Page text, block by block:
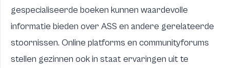
gespecialiseerde boeken kunnen waardevolle
informatie bieden over ASS en andere gerelateerde
stoornissen. Online platforms en communityforums
stellen gezinnen ook in staat ervaringen uit te